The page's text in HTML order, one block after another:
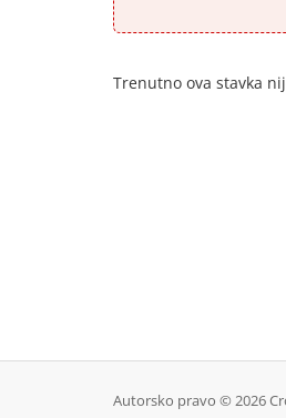
Trenutno ova stavka
Autorsko pravo © 2026